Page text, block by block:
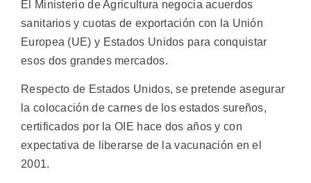
El Ministerio de Agricultura negocia acuerdos
sanitarios y cuotas de exportación con la Unión
Europea (UE) y Estados Unidos para conquistar
esos dos grandes mercados.
Respecto de Estados Unidos, se pretende asegurar
la colocación de carnes de los estados sureños,
certificados por la OIE hace dos años y con
expectativa de liberarse de la vacunación en el
2001.